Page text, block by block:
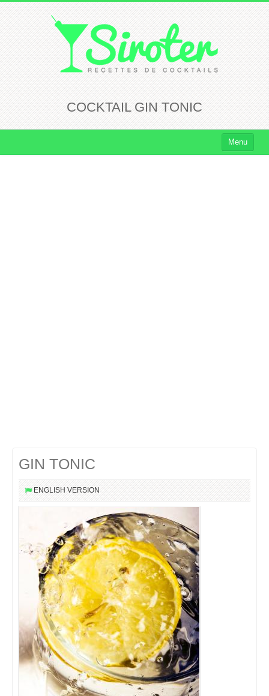
COCKTAIL GIN TONIC
Menu
GIN TONIC
ENGLISH VERSION